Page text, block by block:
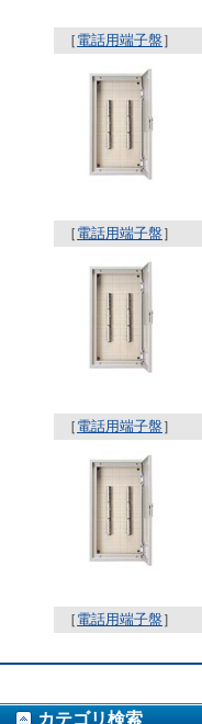
［ 電話用端子盤］
［ 電話用端子盤］
［ 電話用端子盤］
［ 電話用端子盤］
カテゴリ検索